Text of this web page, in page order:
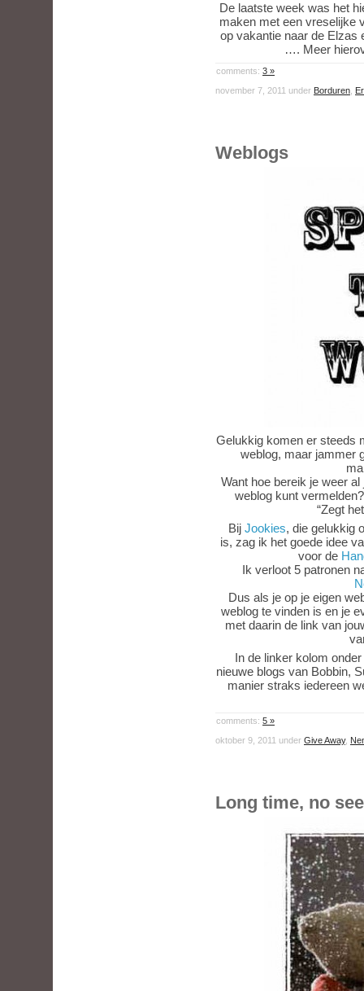
De laatste week was het
maken met een vreselijke
op vakantie naar de Elzas
…. Meer
comments: 3 »
november 7, 2011 under Borduren
Weblogs
Gelukkig komen er steeds
weblog, maar jammer
Want hoe bereik je weer
weblog kunt
“Zegt
Bij Jookies, die gelukkig
is, zag ik het goede idee
voor de
Ik verloot 5 patronen
Dus als je op je eigen
weblog te vinden is en je
met daarin de link van
In de linker kolom
nieuwe blogs van Bobbin,
manier straks iedereen
comments: 5 »
oktober 9, 2011 under Give Away,
Long time, no